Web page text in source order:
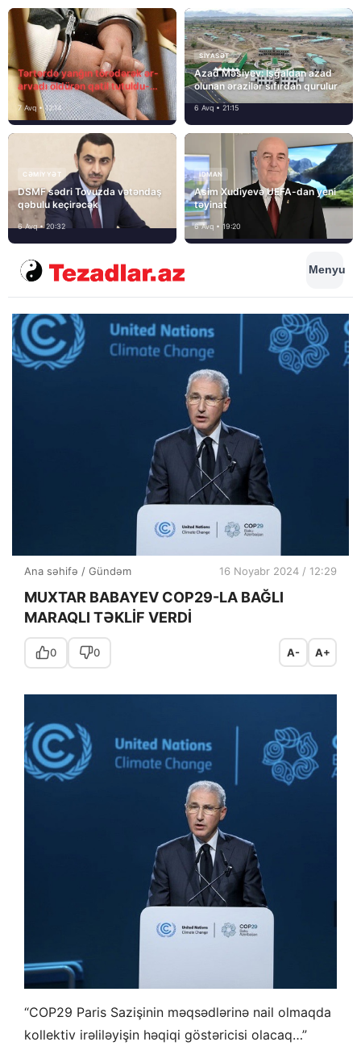
Tərtərdə yanğın törədərək ər-
arvadı öldürən qatil tutuldu-
SON DƏQİQƏ
7 Avq • 12:14
SIYASƏT
Azad Məsiyev: İşğaldan azad
olunan ərazilər sıfırdan qurulur
6 Avq • 21:15
CƏMIYYƏT
DSMF sədri Tovuzda vətəndaş
qəbulu keçirəcək
6 Avq • 20:32
İDMAN
Asim Xudiyevə UEFA-dan yeni
təyinat
6 Avq • 19:20
Menyu
Ana səhifə / Gündəm 16 Noyabr 2024 / 12:29
MUXTAR BABAYEV COP29-LA BAĞLI
MARAQLI TƏKLİF VERDİ
0 0 A- A+
“COP29 Paris Sazişinin məqsədlərinə nail olmaqda
kollektiv irəliləyişin həqiqi göstəricisi olacaq…”